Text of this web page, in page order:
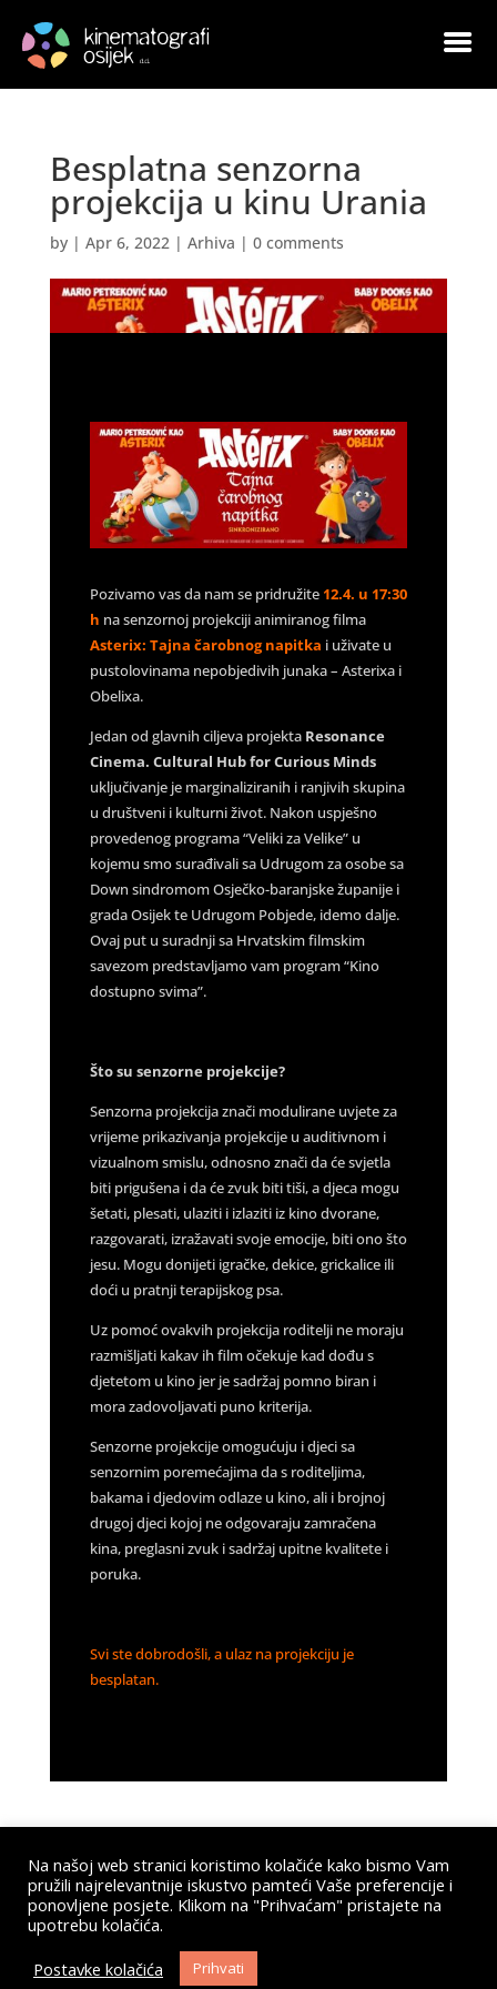
Besplatna senzorna
projekcija u kinu Urania
by | Apr 6, 2022| Arhiva | 0 comments
Pozivamo vas da nam se pridružite 12.4. u 17:30
h na senzornoj projekciji animiranog filma
Asterix: Tajna čarobnog napitka i uživate u
pustolovinama nepobjedivih junaka – Asterixa i
Obelixa.
Jedan od glavnih ciljeva projekta Resonance
Cinema. Cultural Hub for Curious Minds
uključivanje je marginaliziranih i ranjivih skupina
u društveni i kulturni život. Nakon uspješno
provedenog programa “Veliki za Velike” u
kojemu smo surađivali sa Udrugom za osobe sa
Down sindromom Osječko-baranjske županije i
grada Osijek te Udrugom Pobjede, idemo dalje.
Ovaj put u suradnji sa Hrvatskim filmskim
savezom predstavljamo vam program “Kino
dostupno svima”.
Što su senzorne projekcije?
Senzorna projekcija znači modulirane uvjete za
vrijeme prikazivanja projekcije u auditivnom i
vizualnom smislu, odnosno znači da će svjetla
biti prigušena i da će zvuk biti tiši, a djeca mogu
šetati, plesati, ulaziti i izlaziti iz kino dvorane,
razgovarati, izražavati svoje emocije, biti ono što
jesu. Mogu donijeti igračke, dekice, grickalice ili
doći u pratnji terapijskog psa.
Uz pomoć ovakvih projekcija roditelji ne moraju
razmišljati kakav ih film očekuje kad dođu s
djetetom u kino jer je sadržaj pomno biran i
mora zadovoljavati puno kriterija.
Senzorne projekcije omogućuju i djeci sa
senzornim poremećajima da s roditeljima,
bakama i djedovim odlaze u kino, ali i brojnoj
drugoj djeci kojoj ne odgovaraju zamračena
kina, preglasni zvuk i sadržaj upitne kvalitete i
poruka.
Svi ste dobrodošli, a ulaz na projekciju je
besplatan.
Submit a Comment
You must belogged in
Na našoj web stranici koristimo kolačiće kako bismo Vam
pružili najrelevantnije iskustvo pamteći Vaše preferencije i
ponovljene posjete. Klikom na "Prihvaćam" pristajete na
upotrebu kolačića.
Postavke kolačića
Prihvati